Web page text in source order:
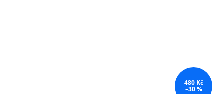
480 Kč
–30 %